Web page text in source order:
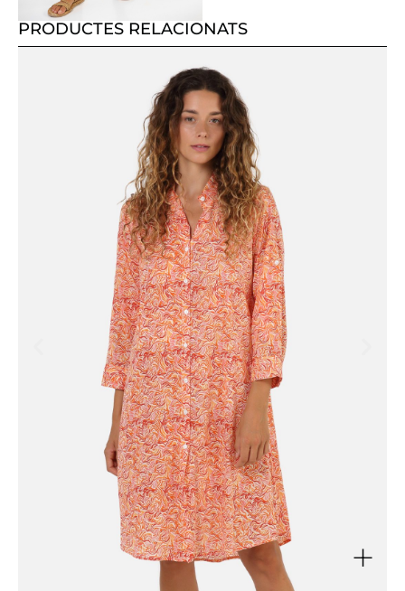
PRODUCTES RELACIONATS
+